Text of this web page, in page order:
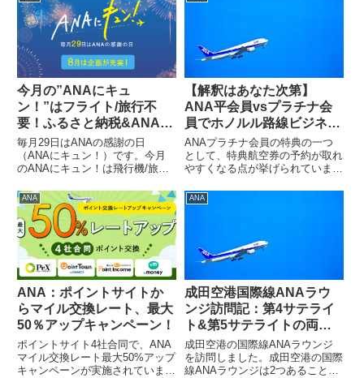
ですが、運よく帰りの那覇/羽田
NH996では家族全員分の空き（3
席）が横並びでありまし...
2860PP）ことから、SFC修行の
今月の”ANAにキュ
ン！”はフライト/旅行不
要！ふるさと納税&ANA
PAYダブルマイルも
毎月29日はANAの感謝の日
（ANAにキュン！）です。今月
のANAにキュン！は飛行機/旅行
す！！（ANA HPから抜粋）例え
ば、１．ANAのふるさと納税返
礼品 宮崎県都城市「宮崎牛ロー
スサイコロステーキ」（500...
【解釈はあなた次第】
ANA平会員vsプラチナ会
員でホノルル路線ビジネス
クラス特典航空券直前枠の
違いを2か月間調べてみた
ANAプラチナ会員の特典の一つ
として、特典航空券の予約が取れ
やすくなる点が挙げられていま
プラチナ/SFC修行を行っている
人がいらっしゃるかもしれませ
ANA
ANA：ポイントサイトか
らマイル交換レート、最大
50％アップキャンペーン！
ポイントサイト4社合同で、ANA
マイル交換レート最大50%アップ
キャンペーンが実施されていま
ANA
成田空港国際線ANAラウ
ンジ訪問記：第4サテライ
ト&第5サテライトの両方
を訪問。基本は一緒、シャ
ワールームが若干違う
成田空港の国際線ANAラウンジ
を訪問しました。成田空港の国際
線ANAラウンジは2つあることか